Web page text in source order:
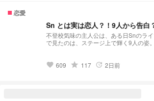
子。
恋愛
Sn とは実は恋人？！9人から告白
不登校気味の主人公は、ある日Snのラ
で見たのは、ステージ上で輝く9人の姿
主人公のことを想っていたのだ。9人か
favorite 609 grade 117 update 2日前